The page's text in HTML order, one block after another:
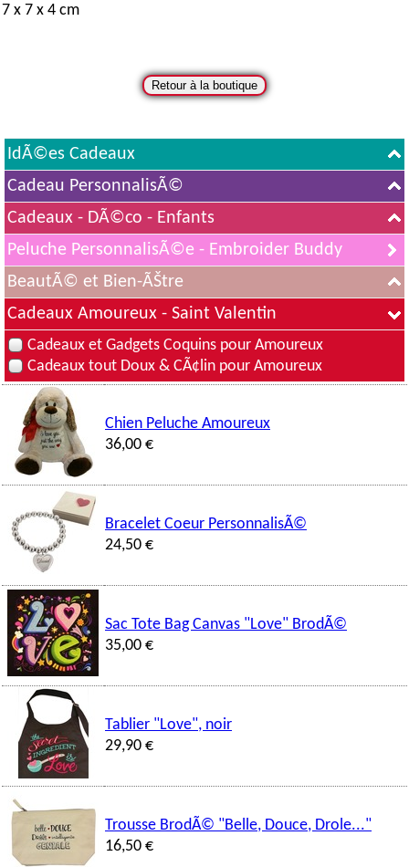
7 x 7 x 4 cm
IdÃ©es Cadeaux
Cadeau PersonnalisÃ©
Cadeaux - DÃ©co - Enfants
Peluche PersonnalisÃ©e - Embroider Buddy
BeautÃ© et Bien-ÃŠtre
Cadeaux Amoureux - Saint Valentin
Cadeaux et Gadgets Coquins pour Amoureux
Cadeaux tout Doux & CÃ¢lin pour Amoureux
Chien Peluche Amoureux
36,00 €
Bracelet Coeur PersonnalisÃ©
24,50 €
Sac Tote Bag Canvas "Love" BrodÃ©
35,00 €
Tablier "Love", noir
29,90 €
Trousse BrodÃ© "Belle, Douce, Drole..."
16,50 €